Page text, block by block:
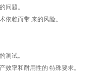
问题。
依赖而带 来的风险。
测试。
率和耐用性的 特殊要求。